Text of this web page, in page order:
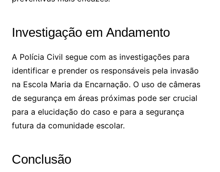
Investigação em Andamento
A Polícia Civil segue com as investigações para
identificar e prender os responsáveis pela invasão
na Escola Maria da Encarnação. O uso de câmeras
de segurança em áreas próximas pode ser crucial
para a elucidação do caso e para a segurança
futura da comunidade escolar.
Conclusão